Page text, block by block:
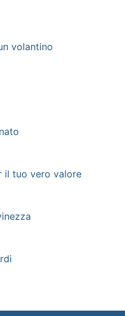
volantino
il tuo vero valore